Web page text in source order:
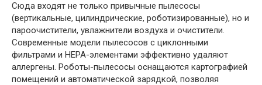
Сюда входят не только привычные пылесосы
(вертикальные, цилиндрические, роботизированные), но и
пароочистители, увлажнители воздуха и очистители.
Современные модели пылесосов с циклонными
фильтрами и HEPA-элементами эффективно удаляют
аллергены. Роботы-пылесосы оснащаются картографией
помещений и автоматической зарядкой, позволяя